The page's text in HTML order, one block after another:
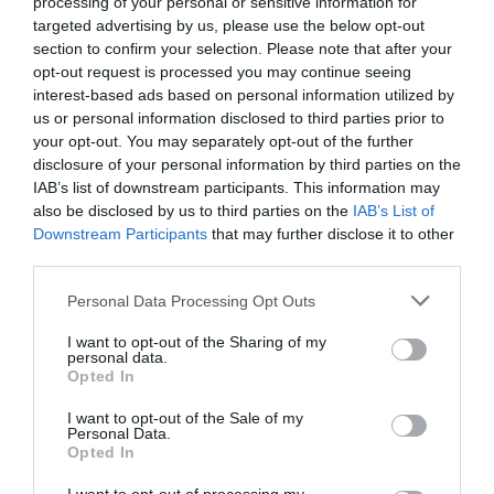
targeted advertising by us, please use the below opt-out
section to confirm your selection. Please note that after your
opt-out request is processed you may continue seeing
interest-based ads based on personal information utilized by
us or personal information disclosed to third parties prior to
your opt-out. You may separately opt-out of the further
disclosure of your personal information by third parties on the
IAB’s list of downstream participants. This information may
also be disclosed by us to third parties on the IAB’s List of
Downstream Participants that may further disclose it to other
Personal Data Processing Opt Outs
I want to opt-out of the Sharing of my
personal data.
Opted In
I want to opt-out of the Sale of my
Personal Data.
Opted In
Concours de dénomination du
siège Zodiacal Affaire...a
commenté :
19 juillet 2016 - 13 h 56 min
Plutot que de donner pour identification une succession de
lettres et chiffres abracadabrantesque ( si,si!!!), pourquoi ne
pas baptiser d’un petit nom gentil les sièges Affaires produits
Comme nom, je propose: Désire…….
RÉPONDRE
Airbus pourra peut-être affecter certains personnels de
l’A380 sur l’A350, moyennant une (petite) formation.
RÉPONDRE